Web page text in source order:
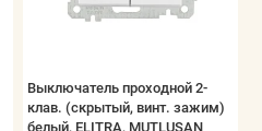
Выключатель проходной 2-
клав. (скрытый, винт. зажим)
белый, ELITRA, MUTLUSAN